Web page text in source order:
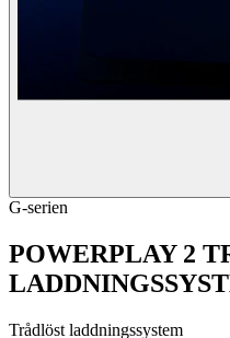
G-serien
POWERPLAY 2
Trådlöst laddningssystem